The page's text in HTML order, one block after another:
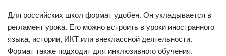
Для российских школ формат удобен. Он укладывается в
регламент урока. Его можно встроить в уроки иностранного
языка, истории, ИКТ или внеклассной деятельности.
Формат также подходит для инклюзивного обучения.